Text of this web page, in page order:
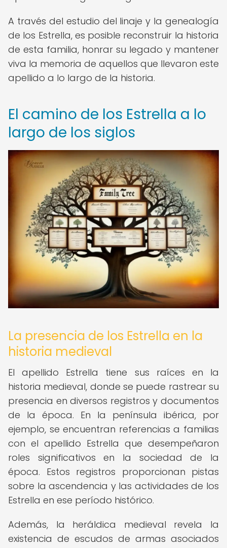
A través del estudio del linaje y la genealogía
de los Estrella, es posible reconstruir la historia
de esta familia, honrar su legado y mantener
viva la memoria de aquellos que llevaron este
apellido a lo largo de la historia.
El camino de los Estrella a lo
largo de los siglos
La presencia de los Estrella en la
historia medieval
El apellido Estrella tiene sus raíces en la
historia medieval, donde se puede rastrear su
presencia en diversos registros y documentos
de la época. En la península ibérica, por
ejemplo, se encuentran referencias a familias
con el apellido Estrella que desempeñaron
roles significativos en la sociedad de la
época. Estos registros proporcionan pistas
sobre la ascendencia y las actividades de los
Estrella en ese período histórico.
Además, la heráldica medieval revela la
existencia de escudos de armas asociados